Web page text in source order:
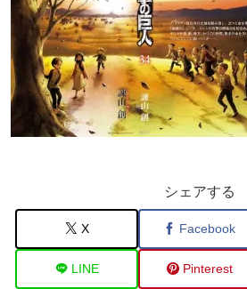
シェアする
X Facebook
LINE Pinterest